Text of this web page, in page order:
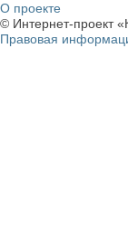
О проекте
© Интернет-проект
Правовая